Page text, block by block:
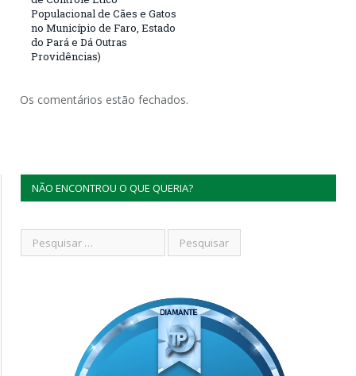
Populacional de Cães e Gatos
no Município de Faro, Estado
do Pará e Dá Outras
Providências)
Os comentários estão fechados.
NÃO ENCONTROU O QUE QUERIA?